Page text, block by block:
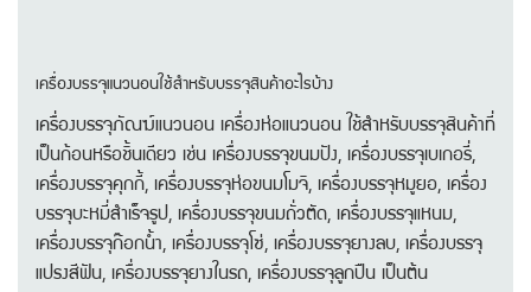
เครื่องบรรจุแนวนอนใช้สำหรับบรรจุสินค้าอะไรบ้าง
เครื่องบรรจุภัณฆ์แนวนอน เครื่องห่อแนวนอน ใช้สำหรับบรรจุสินค้าที่
เป็นก้อนหรือชิ้นเดียว เช่น เครื่องบรรจุขนมปัง, เครื่องบรรจุเบเกอรี่,
เครื่องบรรจุคุกกี้, เครื่องบรรจุห่อขนมโมจิ, เครื่องบรรจุหมูยอ, เครื่อง
บรรจุบะหมี่สำเร็จรูป, เครื่องบรรจุขนมถั่วตัด, เครื่องบรรจุแหนม,
เครื่องบรรจุก๊อกน้ำ, เครื่องบรรจุโซ่, เครื่องบรรจุยางลบ, เครื่องบรรจุ
แปรงสีฟัน, เครื่องบรรจุยางในรถ, เครื่องบรรจุลูกปืน เป็นต้น